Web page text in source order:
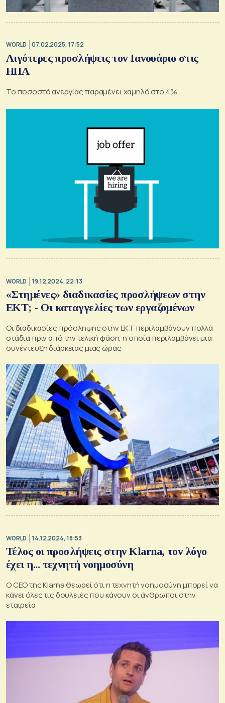
WORLD 07.02.2025, 17:52
Λιγότερες προσλήψεις τον Ιανουάριο στις
ΗΠΑ
Το ποσοστό ανεργίας παραμένει χαμηλό στο 4%
WORLD 19.12.2024, 22:13
«Στημένες» διαδικασίες προσλήψεων στην
ΕΚΤ; - Οι καταγγελίες των εργαζομένων
Οι διαδικασίες πρόσληψης στην ΕΚΤ περιλαμβάνουν πολλά
στάδια πριν από την τελική φάση, η οποία περιλαμβάνει μια
συνέντευξη διάρκειας μιας ώρας
WORLD 14.12.2024, 18:53
Τέλος οι προσλήψεις στην Klarna, τον λόγο
έχει η... τεχνητή νοημοσύνη
O CEO της Klarna θεωρεί ότι η τεχνητή νοημοσύνη μπορεί να
κάνει όλες τις δουλειές που κάνουν οι άνθρωποι στην
εταιρεία